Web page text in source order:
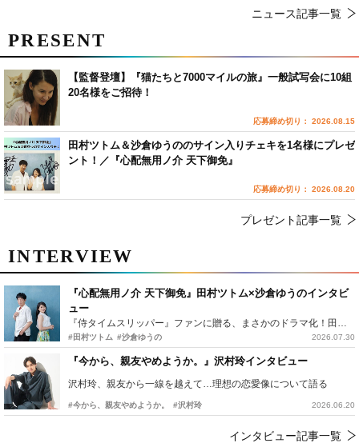
ニュース記事一覧
INTERVIEW
『心配無用ノ介 天下御免』田村ツトム×沙倉ゆうのインタビ
ュー
『侍タイムスリッパー』ファンに贈る、まさかのドラマ化！田村ツトム×沙倉ゆうのが語る『心配無用ノ介』撮影秘話
#田村ツトム #沙倉ゆうの 2026.07.30
『今から、親友やめようか。』沢村玲インタビュー
沢村玲、親友から一線を越えて…理想の恋愛像について語る
#今から、親友やめようか。 #沢村玲 2026.06.20
インタビュー記事一覧
PRESENT
【監督登壇】『猫たちと7000マイルの旅』一般試写会に10組
20名様をご招待！
応募締め切り： 2026.08.15
田村ツトム＆沙倉ゆうののサイン入りチェキを1名様にプレゼ
ント！／『心配無用ノ介 天下御免』
応募締め切り： 2026.08.20
プレゼント記事一覧